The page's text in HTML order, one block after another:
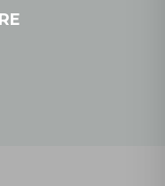
à 19h